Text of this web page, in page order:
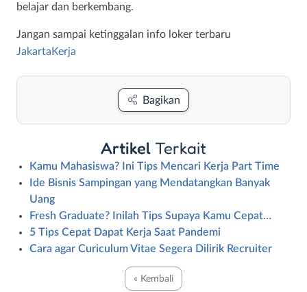
belajar dan berkembang.
Jangan sampai ketinggalan info loker terbaru
JakartaKerja
Bagikan
Artikel Terkait
Kamu Mahasiswa? Ini Tips Mencari Kerja Part Time
Ide Bisnis Sampingan yang Mendatangkan Banyak
Uang
Fresh Graduate? Inilah Tips Supaya Kamu Cepat…
5 Tips Cepat Dapat Kerja Saat Pandemi
Cara agar Curiculum Vitae Segera Dilirik Recruiter
« Kembali